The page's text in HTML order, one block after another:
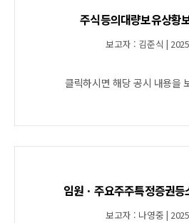
주식등의대량보유상황
보고자 : 김준식 |
클릭하시면 해당 공시 내용을
임원ㆍ주요주주특정증권
보고자 : 나영중 |